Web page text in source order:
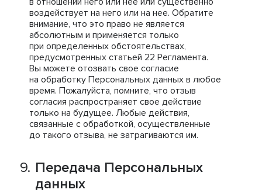
воздействует на него или на нее. Обратите
внимание, что это право не является
абсолютным и применяется только
при определенных обстоятельствах,
предусмотренных статьей 22 Регламента.
Вы можете отозвать свое согласие
на обработку Персональных данных в любое
время. Пожалуйста, помните, что отзыв
согласия распространяет свое действие
только на будущее. Любые действия,
связанные с обработкой, осуществленные
до такого отзыва, не затрагиваются им.
Передача Персональных
данных